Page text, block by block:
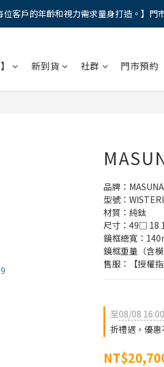
階，限時禮遇 9 折無上限，12期分期免
位客戶的年齡和視力需求量身打造。】門
新到貨 社群 門市預約
品牌：
型號：
材質：純鈦
尺寸：49□ 18
鏡框總寬：
鏡框重量（含
售服：【授權
至08/08 16:00
折禮遇，優惠